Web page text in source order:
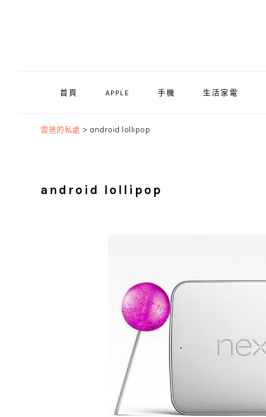
首頁 APPLE 手機 生活家電
雲爸的私處 > android lollipop
android lollipop